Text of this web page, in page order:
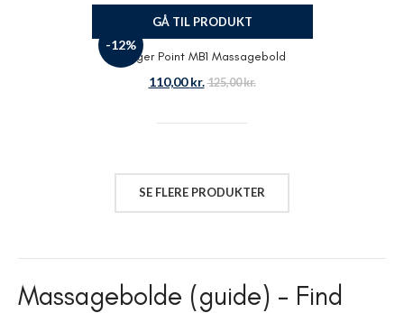
-12%
GÅ TIL PRODUKT
Trigger Point MB1 Massagebold
110,00kr. 125,00kr.
SE FLERE PRODUKTER
Massagebolde (guide) – Find